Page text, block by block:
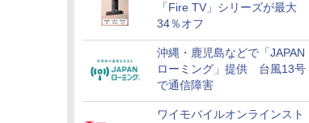
「Fire TV」シリーズが最大
34％オフ
沖縄・鹿児島などで「JAPAN
ローミング」提供 台風13号
で通信障害
ワイモバイルオンラインスト